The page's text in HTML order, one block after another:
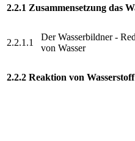
2.2.1 Zusammensetzung das
2.2.1.1
Der Wasserbildner -
von Wasser
2.2.2 Reaktion von